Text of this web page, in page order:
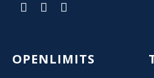
OPENLIMITS